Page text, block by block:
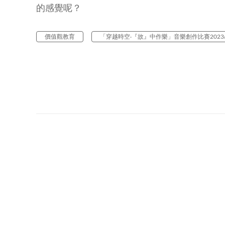
的感覺呢？
價值觀教育 「穿越時空‧『故』中作樂」音樂創作比賽